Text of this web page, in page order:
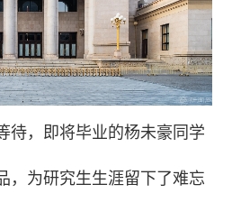
待，即将毕业的杨未豪同学
，为研究生生涯留下了难忘